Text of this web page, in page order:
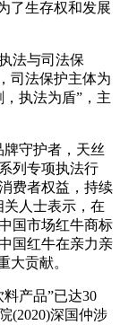
了生存权和发展
法与司法保
司法保护主体为
执法为盾”，主
守护者，天丝
列专项执法行
费者权益，持续
人士表示，在
国市场红牛商标
国红牛在亲力亲
大贡献。
产品”已达30
(2020)深国仲涉